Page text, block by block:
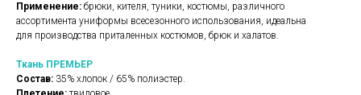
Применение: брюки, кителя, туники, костюмы, различного
ассортимента униформы всесезонного использования, идеальна
для производства приталенных костюмов, брюк и халатов.
Ткань ПРЕМЬЕР
Состав: 35% хлопок / 65% полиэстер.